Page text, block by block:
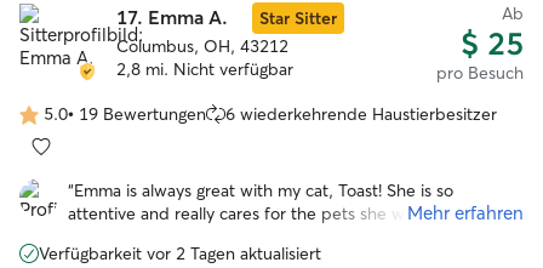
17. Emma A.
Star Sitter
Columbus, OH, 43212
2,8 mi. Nicht verfügbar
Ab
$ 25
pro Besuch
5.0
von
Sternen
5.0• 19 Bewertungen 6 wiederkehrende Haustierbesitzer
“Emma is always great with my cat, Toast! She is so
attentive and really cares for the pets she watches. I have
Mehr erfahren
Verfügbarkeit vor 2 Tagen aktualisiert